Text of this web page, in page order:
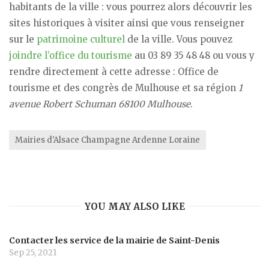
habitants de la ville : vous pourrez alors découvrir les
sites historiques à visiter ainsi que vous renseigner
sur le patrimoine culturel de la ville. Vous pouvez
joindre l’office du tourisme au 03 89 35 48 48 ou vous y
rendre directement à cette adresse : Office de
tourisme et des congrès de Mulhouse et sa région 1
avenue Robert Schuman 68100 Mulhouse.
Mairies d'Alsace Champagne Ardenne Loraine
YOU MAY ALSO LIKE
Contacter les service de la mairie de Saint-Denis
Sep 25, 2021